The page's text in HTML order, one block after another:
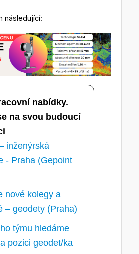
následující:
nabídky.
na svou budoucí
inženýrská
- Praha (Gepoint
nové kolegy a
– geodety (Praha)
týmu hledáme
pozici geodet/ka